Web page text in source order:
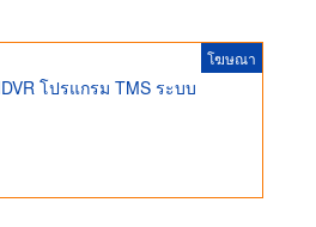
โฆษณา
โปรแกรม TMS ระบบ